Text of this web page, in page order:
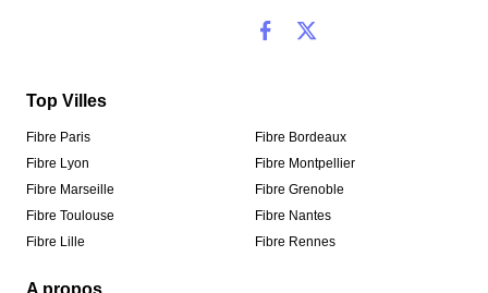
Top Villes
Fibre Paris
Fibre Lyon
Fibre Marseille
Fibre Toulouse
Fibre Lille
Fibre Bordeaux
Fibre Montpellier
Fibre Grenoble
Fibre Nantes
Fibre Rennes
A propos